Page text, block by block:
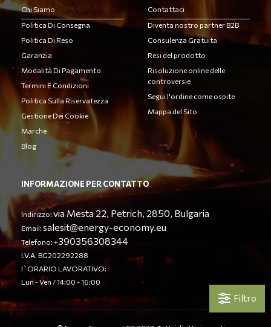
Filtro
Chi Siamo
Politica Di Consegna
Politica Di Reso
Garanzia
Modalità Di Pagamento
Termini E Condizioni
Politica Sulla Riservatezza
Gestione Dei Cookie
Marche
Blog
Contattaci
Diventa nostro partner B2B
Consulenza Gratuita
Resi del prodotto
Risoluzione online delle
controversie
Segui l'ordine come ospite
Mappa del Sito
INFORMAZIONE PER CONTATTO
Indirizzo:via Mesta 22, Petrich, 2850, Bulgaria
Email:salesit@energy-economy.eu
Telefono: +390356308344
I.V.A. BG202292288
l`ORARIO LAVORATIVO:
Lun - Ven / 14:00 - 16:00